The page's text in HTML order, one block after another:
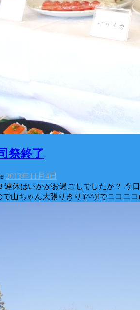
祭終了
2013年11月4日
連休はいかがお過ごしでしたか？ 今
で山ちゃん大張りきり!(^^)!でニコニ